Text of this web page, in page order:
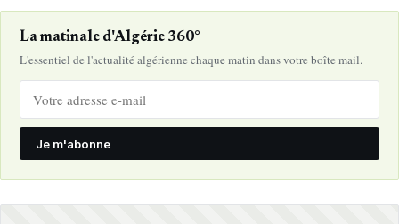
La matinale d'Algérie 360°
L'essentiel de l'actualité algérienne chaque matin dans votre boîte mail.
Je m'abonne